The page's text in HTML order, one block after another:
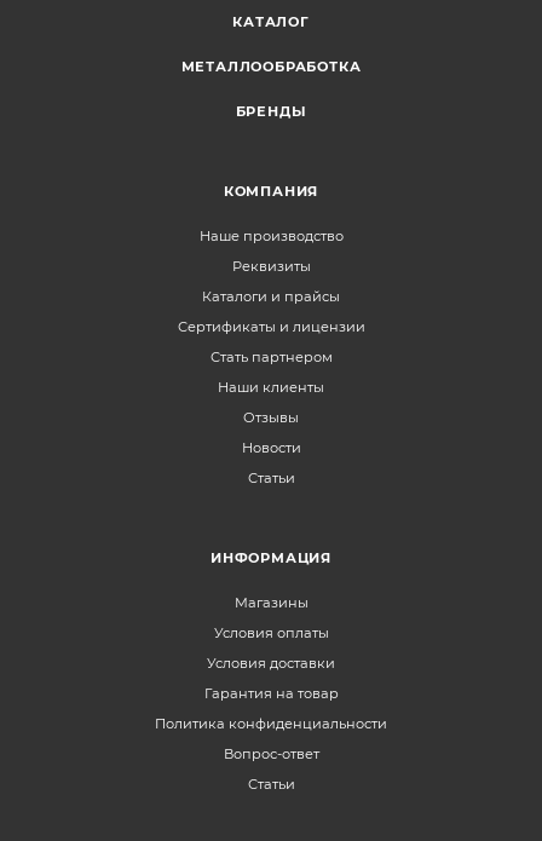
КАТАЛОГ
МЕТАЛЛООБРАБОТКА
БРЕНДЫ
КОМПАНИЯ
Наше производство
Реквизиты
Каталоги и прайсы
Сертификаты и лицензии
Стать партнером
Наши клиенты
Отзывы
Новости
Статьи
ИНФОРМАЦИЯ
Магазины
Условия оплаты
Условия доставки
Гарантия на товар
Политика конфиденциальности
Вопрос-ответ
Статьи